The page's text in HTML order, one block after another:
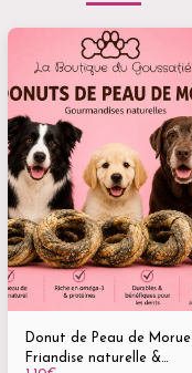
Donut de Peau de Morue
Friandise naturelle &